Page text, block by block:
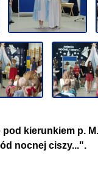
kierunkiem p.
nocnej ciszy...".